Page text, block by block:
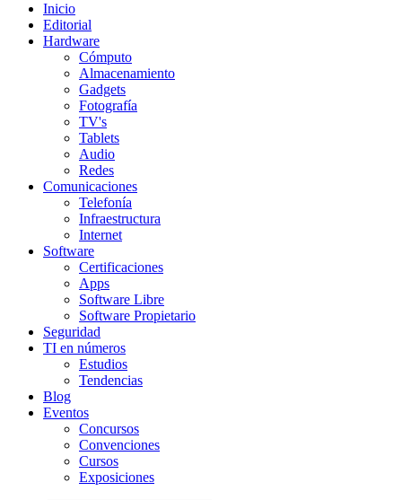
Inicio
Editorial
Hardware
Cómputo
Almacenamiento
Gadgets
Fotografía
TV's
Tablets
Audio
Redes
Comunicaciones
Telefonía
Infraestructura
Internet
Software
Certificaciones
Apps
Software Libre
Software Propietario
Seguridad
TI en números
Estudios
Tendencias
Blog
Eventos
Concursos
Convenciones
Cursos
Exposiciones